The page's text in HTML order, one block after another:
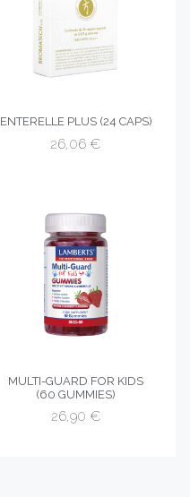
ENTERELLE PLUS (24 CAPS)
26,06 €
MULTI-GUARD FOR KIDS
(60 GUMMIES)
26,90 €